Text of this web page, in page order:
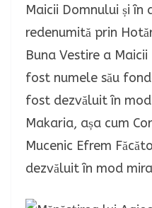
Maicii Domnului și
redenumită prin
Buna Vestire a
fost numele său
fost dezvăluit în
Makaria, așa cum
Mucenic Efrem
dezvăluit în mod